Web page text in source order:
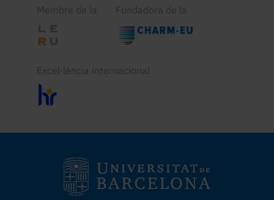
Membre de la Fundadora de la
Excel·lència internacional